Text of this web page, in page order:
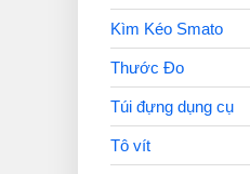
Kìm Kéo Smato
Thước Đo
Túi đựng dụng cụ
Tô vít